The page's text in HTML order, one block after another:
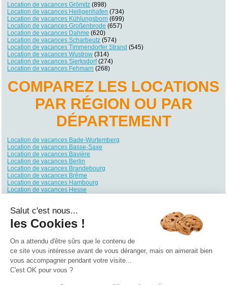
Location de vacances Grömitz (898)
Location de vacances Heiligenhafen (734)
Location de vacances Kühlungsborn (699)
Location de vacances Großenbrode (657)
Location de vacances Dahme (620)
Location de vacances Scharbeutz (574)
Location de vacances Timmendorfer Strand (545)
Location de vacances Wustrow (314)
Location de vacances Sierksdorf(274)
Location de vacances Fehmarn (268)
COMPAREZ LES LOCATIONS
PAR RÉGION OU PAR
DÉPARTEMENT
Location de vacances Bade-Wurtemberg
Location de vacances Basse-Saxe
Location de vacances Bavière
Location de vacances Berlin
Location de vacances Brandebourg
Location de vacances Brême
Location de vacances Hambourg
Location de vacances Hesse
Location de vacances Rhénanie-Palatinat
Location de vacances Sarre
Location de vacances Saxe
Location de vacances Schleswig-Holstein
Location de vacances Thuringe
Qui sommes nous ? |Contactez-nous
Salut c'est nous...
les Cookies !
On a attendu d'être sûrs que le contenu de
ce site vous intéresse avant de vous déranger, mais on aimerait bien
vous accompagner pendant votre visite...
C'est OK pour vous ?